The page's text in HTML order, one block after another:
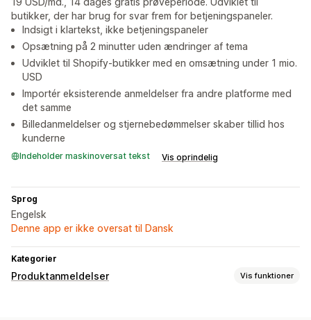
butikker, der har brug for svar frem for betjeningspaneler.
Indsigt i klartekst, ikke betjeningspaneler
Opsætning på 2 minutter uden ændringer af tema
Udviklet til Shopify-butikker med en omsætning under 1 mio.
USD
Importér eksisterende anmeldelser fra andre platforme med
det samme
Billedanmeldelser og stjernebedømmelser skaber tillid hos
kunderne
Indeholder maskinoversat tekst Vis oprindelig
Sprog
Engelsk
Denne app er ikke oversat til Dansk
Kategorier
Produktanmeldelser Vis funktioner